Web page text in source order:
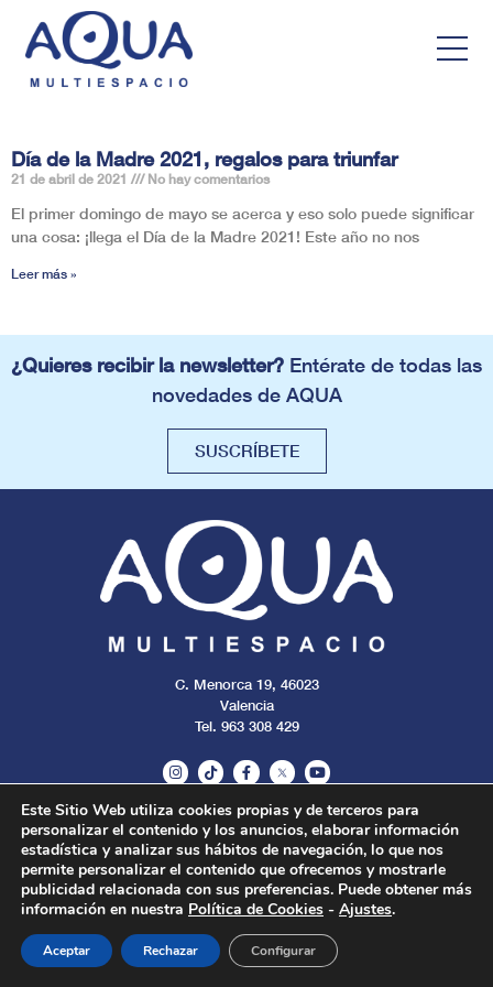
Día de la Madre 2021, regalos para triunfar
21 de abril de 2021 No hay comentarios
El primer domingo de mayo se acerca y eso solo puede significar
una cosa: ¡llega el Día de la Madre 2021! Este año no nos
Leer más »
¿Quieres recibir la newsletter? Entérate de todas las
novedades de AQUA
SUSCRÍBETE
C. Menorca 19, 46023
Valencia
Tel. 963 308 429
Todos los derechos reservados. 2024.
Aviso legal Cookies Privacidad
Este Sitio Web utiliza cookies propias y de terceros para
personalizar el contenido y los anuncios, elaborar información
estadística y analizar sus hábitos de navegación, lo que nos
permite personalizar el contenido que ofrecemos y mostrarle
publicidad relacionada con sus preferencias. Puede obtener más
información en nuestra Política de Cookies - Ajustes.
Aceptar Rechazar Configurar